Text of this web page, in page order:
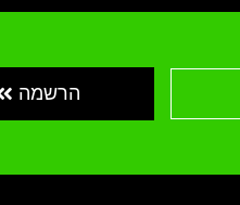
הרשמה